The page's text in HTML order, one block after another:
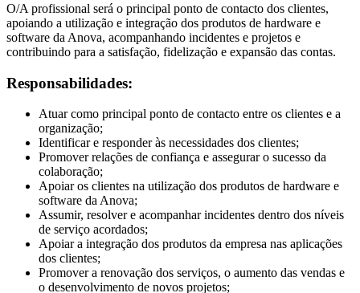
O/A profissional será o principal ponto de contacto dos clientes,
apoiando a utilização e integração dos produtos de hardware e
software da Anova, acompanhando incidentes e projetos e
contribuindo para a satisfação, fidelização e expansão das contas.
Responsabilidades:
Atuar como principal ponto de contacto entre os clientes e a
organização;
Identificar e responder às necessidades dos clientes;
Promover relações de confiança e assegurar o sucesso da
colaboração;
Apoiar os clientes na utilização dos produtos de hardware e
software da Anova;
Assumir, resolver e acompanhar incidentes dentro dos níveis
de serviço acordados;
Apoiar a integração dos produtos da empresa nas aplicações
dos clientes;
Promover a renovação dos serviços, o aumento das vendas e
o desenvolvimento de novos projetos;